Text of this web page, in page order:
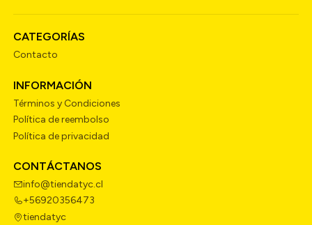
CATEGORÍAS
Contacto
INFORMACIÓN
Términos y Condiciones
Política de reembolso
Política de privacidad
CONTÁCTANOS
info@tiendatyc.cl
+56920356473
tiendatyc